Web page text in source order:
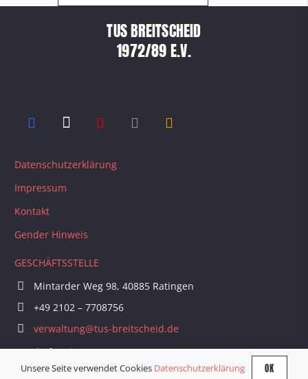
TUS BREITSCHEID
1972/89 E.V.
Datenschutzerklärung
Impressum
Kontakt
Gender Hinweis
GESCHÄFTSSTELLE
Mintarder Weg 98, 40885 Ratingen
+49 2102 – 7708756
verwaltung@tus-breitscheid.de
Geschäftszeiten:
1. Dienstag im Monat 18 – 20 Uhr
Unsere Seite verwendet Cookies Datenschutzerklärung OK